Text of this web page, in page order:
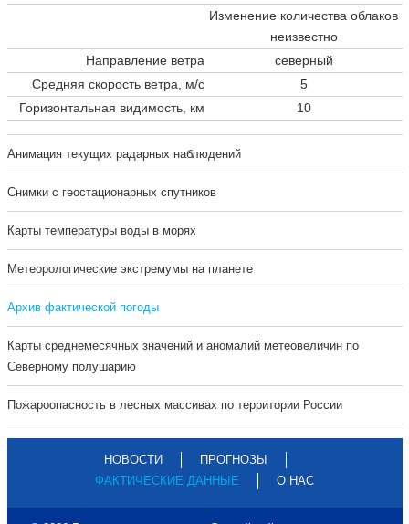
Изменение количества облаков
неизвестно
Направление ветра
северный
Средняя скорость ветра, м/с
5
Горизонтальная видимость, км
10
Анимация текущих радарных наблюдений
Cнимки с геостационарных спутников
Карты температуры воды в морях
Метеорологические экстремумы на планете
Архив фактической погоды
Карты среднемесячных значений и аномалий метеовеличин по
Северному полушарию
Пожароопасность в лесных массивах по территории России
НОВОСТИ
ПРОГНОЗЫ
ФАКТИЧЕСКИЕ ДАННЫЕ
О НАС